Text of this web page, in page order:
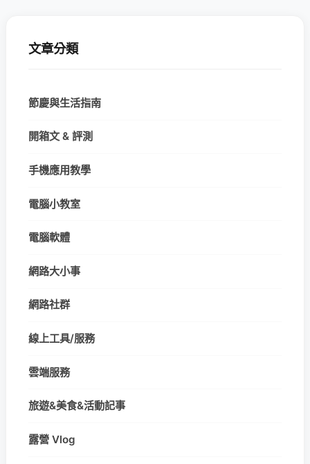
文章分類
節慶與生活指南
開箱文 & 評測
手機應用教學
電腦小教室
電腦軟體
網路大小事
網路社群
線上工具/服務
雲端服務
旅遊&美食&活動記事
露營 Vlog